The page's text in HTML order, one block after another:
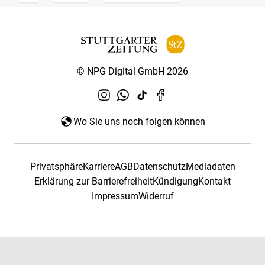
© NPG Digital GmbH 2026
Wo Sie uns noch folgen können
PrivatsphäreKarriereAGBDatenschutzMediadaten
Erklärung zur BarrierefreiheitKündigungKontakt
ImpressumWiderruf